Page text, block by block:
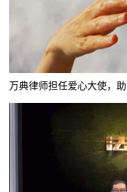
万典律师担任爱心大使，